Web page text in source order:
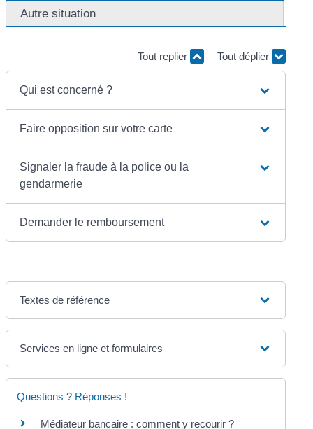
Autre situation
Tout replier Tout déplier
Qui est concerné ?
Faire opposition sur votre carte
Signaler la fraude à la police ou la
gendarmerie
Demander le remboursement
Textes de référence
Services en ligne et formulaires
Questions ? Réponses !
Médiateur bancaire : comment y recourir ?